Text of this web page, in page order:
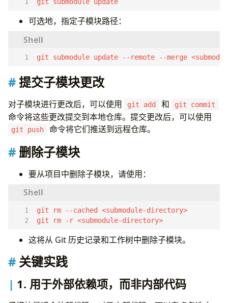
git submodule update
可选地，指定子模块路径：
git submodule update --remote --merge
提交子模块更改
对子模块进行更改后，可以使用 git add 和 git commit
命令将这些更改提交到本地仓库。提交更改后，可以使用
git push 命令将它们推送到远程仓库。
删除子模块
要从项目中删除子模块，请使用：
git rm -r <submodule-directory>
这将从 Git 历史记录和工作树中删除子模块。
关键实践
1. 用于外部依赖项，而非内部代码